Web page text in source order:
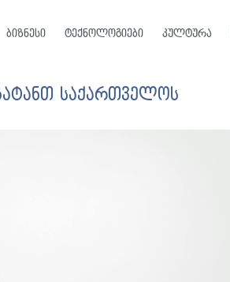
ბიზნესი ტექნოლოგიები კულტურა
საქართველოს